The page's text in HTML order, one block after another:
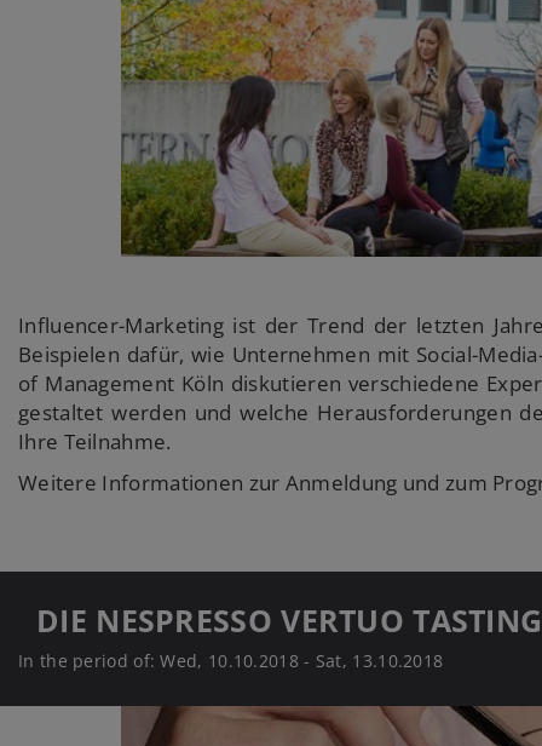
Influencer-Marketing ist der Trend der letzten
Beispielen dafür, wie Unternehmen mit Social-
of Management Köln diskutieren verschiedene
gestaltet werden und welche Herausforderungen
Ihre Teilnahme.
Weitere Informationen zur Anmeldung und zum
DIE NESPRESSO VERTUO
In the period of: Wed, 10.10.2018 - Sat, 13.10.2018